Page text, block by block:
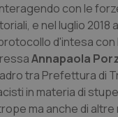
di
di Trento
& Scompenso
con le
e nel luglio 2018
d'intesa con
Annapaola
tra Prefettura di
in materia di
ma anche di altre